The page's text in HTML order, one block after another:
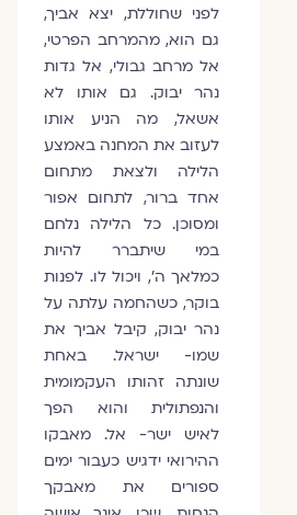
לפני שחוללת, יצא אביך,
גם הוא, מהמרחב הפרטי,
אל מרחב גבולי, אל גדות
נהר יבוק. גם אותו לא
אשאל, מה הניע אותו
לעזוב את המחנה באמצע
הלילה ולצאת מתחום
אחד ברור, לתחום אפור
ומסוכן. כל הלילה נלחם
במי שיתברר להיות
כמלאך ה', ויכול לו. לפנות
בוקר, כשהחמה עלתה על
נהר יבוק, קיבל אביך את
שמו- ישראל. באחת
שונתה זהותו העקמומית
והנפתולית והוא הפך
לאיש ישר- אל. מאבקו
ההירואי ידגיש כעבור ימים
ספורים את מאבקך